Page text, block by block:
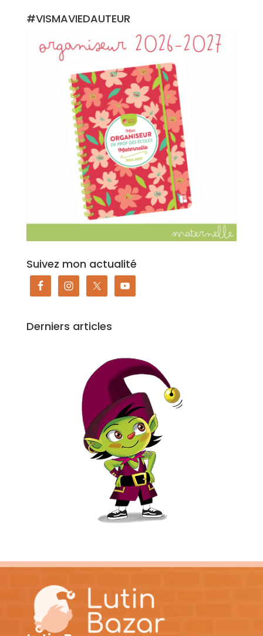
#VISMAVIEDAUTEUR
Suivez mon actualité
Derniers articles